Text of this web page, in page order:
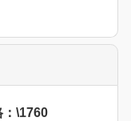
：\1760